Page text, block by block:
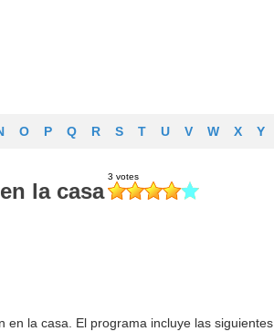
O P Q R S T U V W X Y
la casa
en la casa. El programa incluye las siguientes